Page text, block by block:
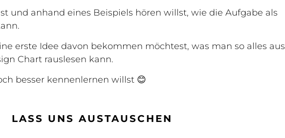
und anhand eines Beispiels hören willst, wie die Aufgabe als
erste Idee davon bekommen möchtest, was man so alles aus
Chart rauslesen kann.
besser kennenlernen willst 😊
LASS UNS AUSTAUSCHEN